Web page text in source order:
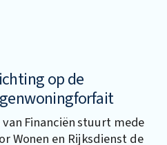
op de
Financiën stuurt mede
Wonen en Rijksdienst de